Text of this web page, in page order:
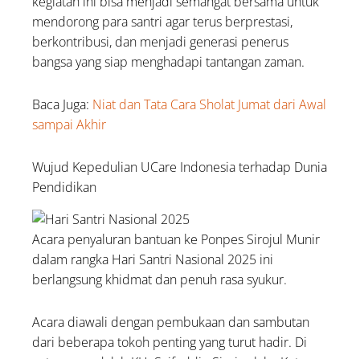
mendorong para santri agar terus berprestasi,
berkontribusi, dan menjadi generasi penerus
bangsa yang siap menghadapi tantangan zaman.
Baca Juga: Niat dan Tata Cara Sholat Jumat dari Awal
sampai Akhir
Wujud Kepedulian UCare Indonesia terhadap Dunia
Pendidikan
Acara penyaluran bantuan ke Ponpes Sirojul Munir
dalam rangka Hari Santri Nasional 2025 ini
berlangsung khidmat dan penuh rasa syukur.
Acara diawali dengan pembukaan dan sambutan
dari beberapa tokoh penting yang turut hadir. Di